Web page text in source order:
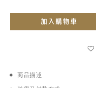
加入購物車
商品描述